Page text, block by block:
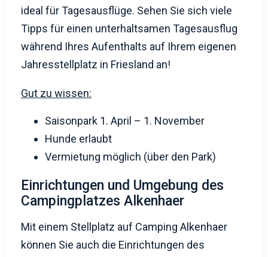
während Ihres Aufenthalts auf Ihrem eigenen
Jahresstellplatz in Friesland an!
Gut zu wissen:
Hunde erlaubt
Vermietung möglich (über den Park)
Einrichtungen und Umgebung des
Campingplatzes Alkenhaer
Mit einem Stellplatz auf Camping Alkenhaer
können Sie auch die Einrichtungen des
Erholungsparks und die wunderschöne
Umgebung genießen, die Appelscha zu bieten